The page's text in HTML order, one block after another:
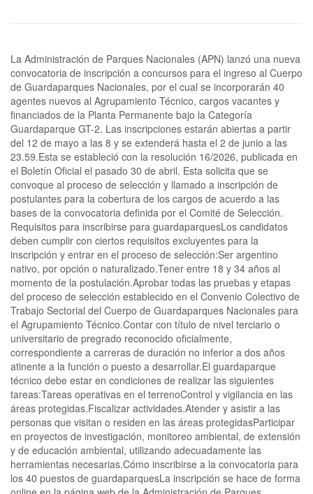
La Administración de Parques Nacionales (APN) lanzó una nueva
convocatoria de inscripción a concursos para el ingreso al Cuerpo
de Guardaparques Nacionales, por el cual se incorporarán 40
agentes nuevos al Agrupamiento Técnico, cargos vacantes y
financiados de la Planta Permanente bajo la Categoría
Guardaparque GT-2. Las inscripciones estarán abiertas a partir
del 12 de mayo a las 8 y se extenderá hasta el 2 de junio a las
23.59.Esta se estableció con la resolución 16/2026, publicada en
el Boletín Oficial el pasado 30 de abril. Esta solicita que se
convoque al proceso de selección y llamado a inscripción de
postulantes para la cobertura de los cargos de acuerdo a las
bases de la convocatoria definida por el Comité de Selección.
Requisitos para inscribirse para guardaparquesLos candidatos
deben cumplir con ciertos requisitos excluyentes para la
inscripción y entrar en el proceso de selección:Ser argentino
nativo, por opción o naturalizado.Tener entre 18 y 34 años al
momento de la postulación.Aprobar todas las pruebas y etapas
del proceso de selección establecido en el Convenio Colectivo de
Trabajo Sectorial del Cuerpo de Guardaparques Nacionales para
el Agrupamiento Técnico.Contar con título de nivel terciario o
universitario de pregrado reconocido oficialmente,
correspondiente a carreras de duración no inferior a dos años
atinente a la función o puesto a desarrollar.El guardaparque
técnico debe estar en condiciones de realizar las siguientes
tareas:Tareas operativas en el terrenoControl y vigilancia en las
áreas protegidas.Fiscalizar actividades.Atender y asistir a las
personas que visitan o residen en las áreas protegidasParticipar
en proyectos de investigación, monitoreo ambiental, de extensión
y de educación ambiental, utilizando adecuadamente las
herramientas necesarias.Cómo inscribirse a la convocatoria para
los 40 puestos de guardaparquesLa inscripción se hace de forma